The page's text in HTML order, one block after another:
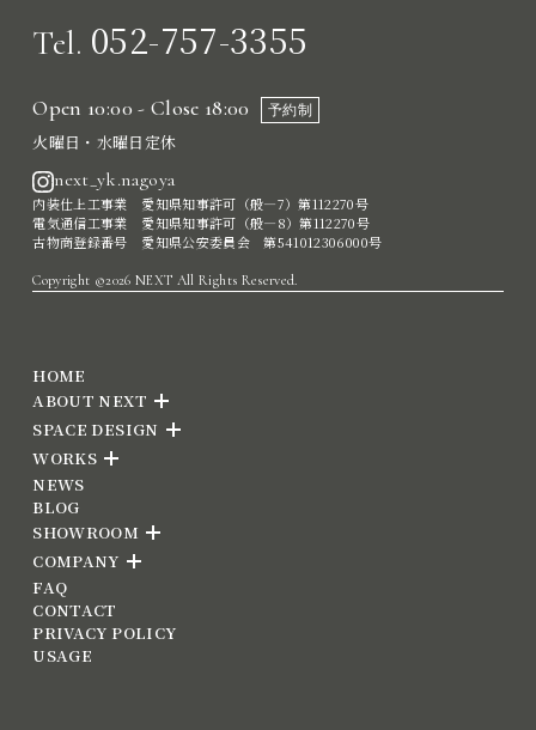
Tel. 052-757-3355
Open 10:00 - Close 18:00 予約制
火曜日・水曜日定休
next_yk.nagoya
内装仕上工事業 愛知県知事許可（般―7）第112270号
電気通信工事業 愛知県知事許可（般―8）第112270号
古物商登録番号 愛知県公安委員会 第541012306000号
Copyright ©2026 NEXT All Rights Reserved.
HOME
ABOUT NEXT
SPACE DESIGN
WORKS
NEWS
BLOG
SHOWROOM
COMPANY
FAQ
CONTACT
PRIVACY POLICY
USAGE